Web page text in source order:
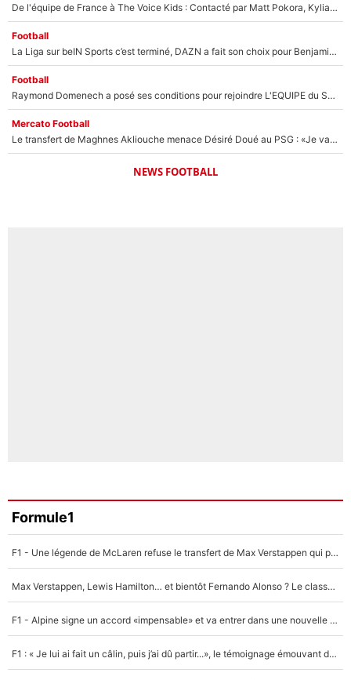
De l'équipe de France à The Voice Kids : Contacté par Matt Pokora, Kylian Mbappé a accepté de jouer un rôle inédit sur TF1 !
Football
La Liga sur beIN Sports c’est terminé, DAZN a fait son choix pour Benjamin Da Silva et Omar Da Fonseca !
Football
Raymond Domenech a posé ses conditions pour rejoindre L'EQUIPE du Soir : Il refuse de faire l'émission avec un autre chroniqueur !
Mercato Football
Le transfert de Maghnes Akliouche menace Désiré Doué au PSG : «Je valide à 200%»
NEWS FOOTBALL
Formule1
F1 - Une légende de McLaren refuse le transfert de Max Verstappen qui pourrait «faire des vagues» et plomber l'ambiance dans l'équipe
Max Verstappen, Lewis Hamilton… et bientôt Fernando Alonso ? Le classement des pilotes les mieux payés en Formule 1 risque de changer !
F1 - Alpine signe un accord «impensable» et va entrer dans une nouvelle dimension : Grande nouvelle pour Pierre Gasly !
F1 : « Je lui ai fait un câlin, puis j’ai dû partir...», le témoignage émouvant de Max Verstappen sur sa fille